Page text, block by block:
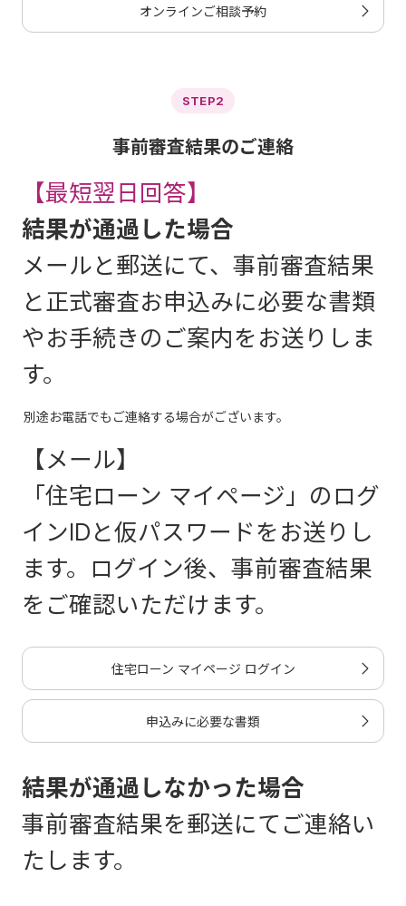
オンラインご相談予約
STEP2
事前審査結果のご連絡
【最短翌日回答】
結果が通過した場合
メールと郵送にて、事前審査結果
と正式審査お申込みに必要な書類
やお手続きのご案内をお送りしま
す。
別途お電話でもご連絡する場合がございます。
【メール】
「住宅ローン マイページ」のログ
インIDと仮パスワードをお送りし
ます。ログイン後、事前審査結果
をご確認いただけます。
住宅ローン マイページ ログイン
申込みに必要な書類
結果が通過しなかった場合
事前審査結果を郵送にてご連絡い
たします。